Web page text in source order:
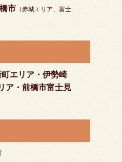
市 （赤城エリア、富士
エリア・伊勢崎
ア・前橋市富士見